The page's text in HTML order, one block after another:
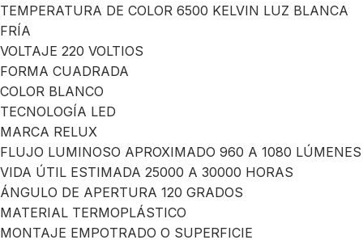
TEMPERATURA DE COLOR 6500 KELVIN LUZ BLANCA
FRÍA
VOLTAJE 220 VOLTIOS
FORMA CUADRADA
COLOR BLANCO
TECNOLOGÍA LED
MARCA RELUX
FLUJO LUMINOSO APROXIMADO 960 A 1080 LÚMENES
VIDA ÚTIL ESTIMADA 25000 A 30000 HORAS
ÁNGULO DE APERTURA 120 GRADOS
MATERIAL TERMOPLÁSTICO
MONTAJE EMPOTRADO O SUPERFICIE